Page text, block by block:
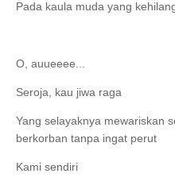
Pada kaula muda yang
O, auueeee...
Seroja, kau jiwa raga
Yang selayaknya mewariskan
berkorban tanpa ingat perut
Kami sendiri